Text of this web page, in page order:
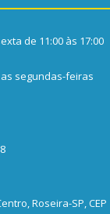
de 11:00 às 17:00
segundas-feiras
Roseira-SP, CEP